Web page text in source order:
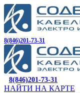
8(846)201-73-31
8(846)201-73-31
НАЙТИ НА КАРТЕ